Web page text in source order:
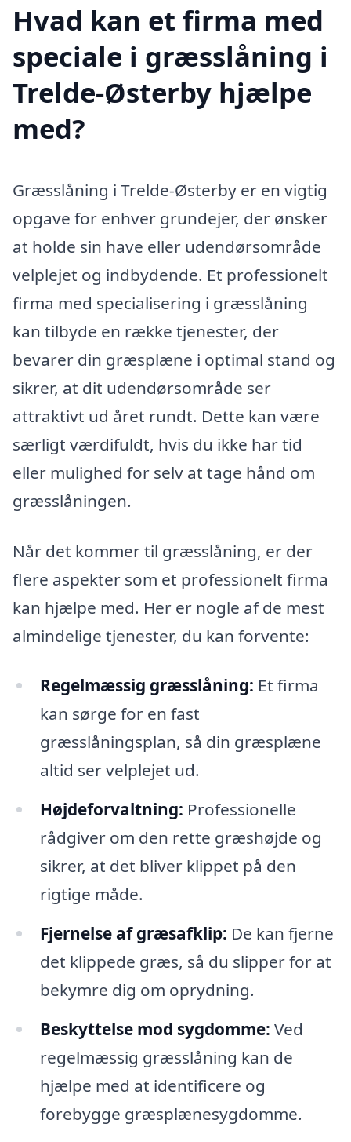
Hvad kan et firma med
speciale i græsslåning i
Trelde-Østerby hjælpe
med?
Græsslåning i Trelde-Østerby er en vigtig
opgave for enhver grundejer, der ønsker
at holde sin have eller udendørsområde
velplejet og indbydende. Et professionelt
firma med specialisering i græsslåning
kan tilbyde en række tjenester, der
bevarer din græsplæne i optimal stand og
sikrer, at dit udendørsområde ser
attraktivt ud året rundt. Dette kan være
særligt værdifuldt, hvis du ikke har tid
eller mulighed for selv at tage hånd om
græsslåningen.
Når det kommer til græsslåning, er der
flere aspekter som et professionelt firma
kan hjælpe med. Her er nogle af de mest
almindelige tjenester, du kan forvente:
Regelmæssig græsslåning: Et firma
kan sørge for en fast
græsslåningsplan, så din græsplæne
altid ser velplejet ud.
Højdeforvaltning: Professionelle
rådgiver om den rette græshøjde og
sikrer, at det bliver klippet på den
rigtige måde.
Fjernelse af græsafklip: De kan fjerne
det klippede græs, så du slipper for at
bekymre dig om oprydning.
Beskyttelse mod sygdomme: Ved
regelmæssig græsslåning kan de
hjælpe med at identificere og
forebygge græsplænesygdomme.